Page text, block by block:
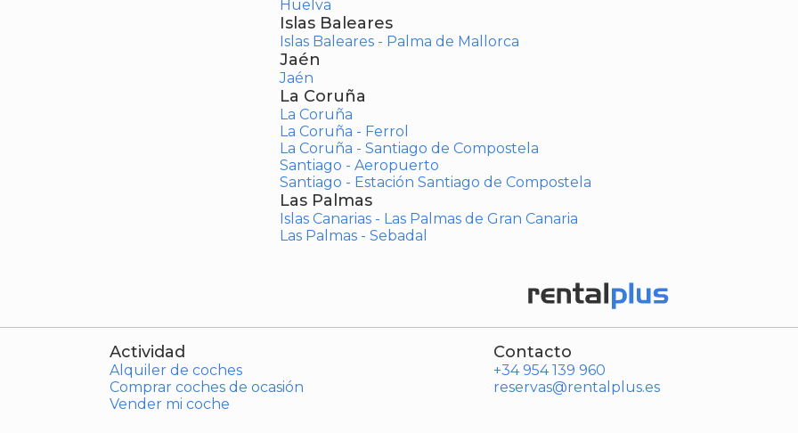
Huelva
Islas Baleares
Islas Baleares - Palma de Mallorca
Jaén
Jaén
La Coruña
La Coruña
La Coruña - Ferrol
La Coruña - Santiago de Compostela
Santiago - Aeropuerto
Santiago - Estación Santiago de Compostela
Las Palmas
Islas Canarias - Las Palmas de Gran Canaria
Las Palmas - Sebadal
Actividad
Alquiler de coches
Comprar coches de ocasión
Vender mi coche
Contacto
+34 954 139 960
reservas@rentalplus.es